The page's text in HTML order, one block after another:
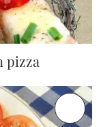
pizza